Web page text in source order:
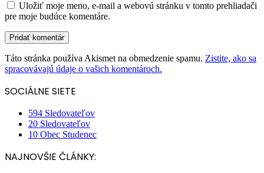
Uložiť moje meno, e-mail a webovú stránku v tomto prehliadači
pre moje budúce komentáre.
Táto stránka používa Akismet na obmedzenie spamu. Zistite, ako sa
spracovávajú údaje o vašich komentároch.
SOCIÁLNE SIETE
594 Sledovateľov
20 Sledovateľov
10 Obec Studenec
NAJNOVŠIE ČLÁNKY: